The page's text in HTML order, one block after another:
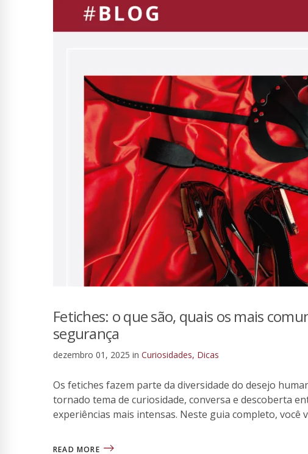
Fetiches: o que são, quais os mais
segurança
dezembro 01, 2025 in Curiosidades, Dicas
Os fetiches fazem parte da diversidade do desejo
tornado tema de curiosidade, conversa e descoberta
experiências mais intensas. Neste guia completo, você
READ MORE